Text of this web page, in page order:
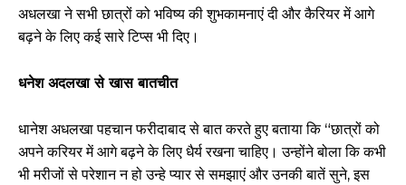
अधलखा ने सभी छात्रों को भविष्य की शुभकामनाएं दी और कैरियर में आगे
बढ़ने के लिए कई सारे टिप्स भी दिए।
धनेश अदलखा से खास बातचीत
धानेश अधलखा पहचान फरीदाबाद से बात करते हुए बताया कि “छात्रों को
अपने करियर में आगे बढ़ने के लिए धैर्य रखना चाहिए। उन्होंने बोला कि कभी
भी मरीजों से परेशान न हो उन्हे प्यार से समझाएं और उनकी बातें सुने, इस